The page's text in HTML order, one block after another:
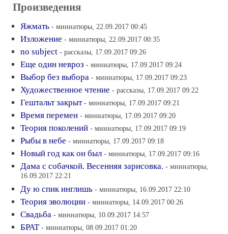
Произведения
Яжмать - миниатюры, 22.09.2017 00:45
Изложение - миниатюры, 22.09.2017 00:35
no subject - рассказы, 17.09.2017 09:26
Еще один невроз - миниатюры, 17.09.2017 09:24
Выбор без выбора - миниатюры, 17.09.2017 09:23
Художественное чтение - рассказы, 17.09.2017 09:22
Гештальт закрыт - миниатюры, 17.09.2017 09:21
Время перемен - миниатюры, 17.09.2017 09:20
Теория поколений - миниатюры, 17.09.2017 09:19
Рыбы в небе - миниатюры, 17.09.2017 09:18
Новый год как он был - миниатюры, 17.09.2017 09:16
Дама с собачкой. Весенняя зарисовка. - миниатюры,
16.09.2017 22:21
Ду ю спик инглишь - миниатюры, 16.09.2017 22:10
Теория эволюции - миниатюры, 14.09.2017 00:26
Свадьба - миниатюры, 10.09.2017 14:57
БРАТ - миниатюры, 08.09.2017 01:20